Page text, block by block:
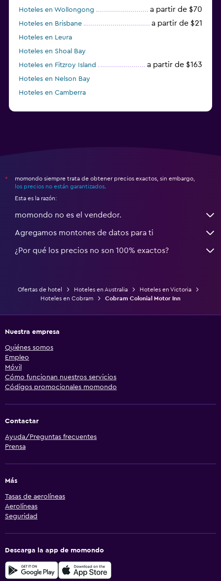
Hoteles en Wollongong a partir de $70
Hoteles en Brisbane a partir de $21
Hoteles en Leura
Hoteles en Shoal Bay
Hoteles en Fitzroy Island
a partir de $163
Hoteles en Nelson Bay
Hoteles en Camberra
*
momondo siempre trata de obtener precios exactos, sin embargo,
los precios no están garantizados
Esta es la razón:
momondo no es el vendedor.
Agregamos montones de datos para ti
¿Por qué los precios no son 100% exactos?
Ofertas de hotel Hoteles en Australia
Hoteles en Victoria
Hoteles en Cobram
Cobram Colonial Motor Inn
Nuestra empresa
Quiénes somos
Empleo
Móvil
Cómo funcionan nuestros servicios
Códigos promocionales momondo
Contactar
Ayuda/Preguntas frecuentes
Prensa
Más
Tasas de aerolíneas
Aerolíneas
Seguridad
Descarga la app de momondo